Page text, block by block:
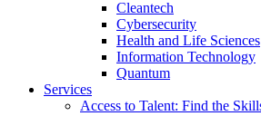
Cleantech
Cybersecurity
Health and Life Sciences
Information Technology
Quantum
Services
Access to Talent: Find the